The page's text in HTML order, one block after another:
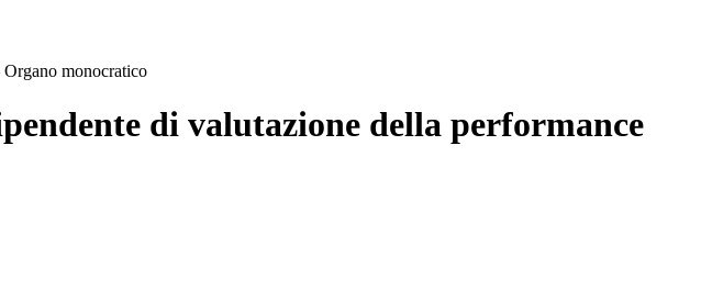
monocratico
di valutazione della performance